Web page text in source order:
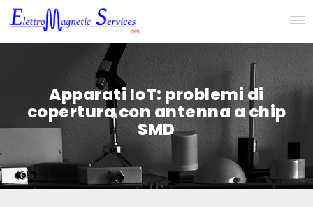
Apparati IoT: problemi di
copertura con antenna a chip
SMD